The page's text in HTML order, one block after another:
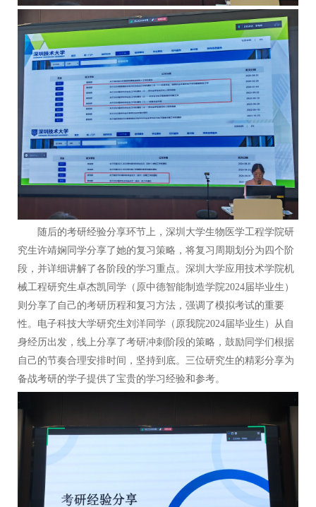
随后的考研经验分享环节上，深圳大学生物医学工程学院研
究生许靖娴同学分享了她的复习策略，将复习周期划分为四个阶
段，并详细讲解了各阶段的学习重点。深圳大学应用技术学院机
械工程研究生卓杰凯同学（原中德智能制造学院2024届毕业生）
则分享了自己的考研历程和复习方法，强调了模拟考试的重要
性。电子科技大学研究生刘洋同学（原我院2024届毕业生）从自
身经历出发，线上分享了考研冲刺阶段的策略，鼓励同学们根据
自己的节奏合理安排时间，坚持到底。三位研究生的精彩分享为
备战考研的学子提供了宝贵的学习经验和参考。